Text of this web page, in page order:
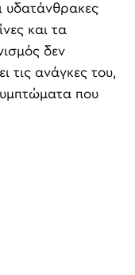
υδατάνθρακες
και τα
δεν
τις ανάγκες του,
που